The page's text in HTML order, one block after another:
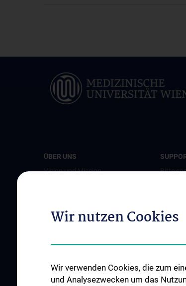
ÜBER UNS
Vision und Mission
Executive Board
Events
Pressebeiträge
Bitte
Wir nutzen Cookies
Wir verwenden Cookies, die zum
und Analysezwecken um das